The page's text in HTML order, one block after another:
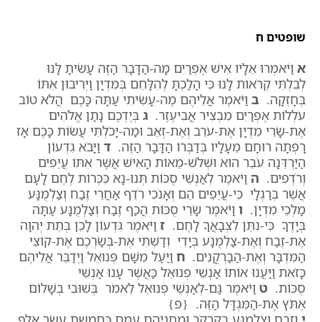
שופטים ח
א וַיֹּאמְרוּ אֵלָיו אִישׁ אֶפְרַיִם מָה-הַדָּבָר הַזֶּה עָשִׂיתָ לָּנוּ
לְבִלְתִּי קְרֹאות לָנוּ כִּי הָלַכְתָּ לְהִלָּחֵם בְּמִדְיָן וַיְרִיבוּן אִתּוֹ
בְּחָזְקָה. ב וַיֹּאמֶר אֲלֵיהֶם מֶה-עָשִׂיתִי עַתָּה כָּכֶם הֲלֹא טוֹב
עֹלְלוֹת אֶפְרַיִם מִבְצִיר אֲבִיעֶזֶר. ג בְּיֶדְכֶם נָתַן אֱלֹהִים
אֶת-שָׂרֵי מִדְיָן אֶת-עֹרֵב וְאֶת-זְאֵב וּמַה-יָּכֹלְתִּי עֲשׂוֹת כָּכֶם אָז
רָפְתָה רוּחָם מֵעָלָיו בְּדַבְּרוֹ הַדָּבָר הַזֶּה. ד וַיָּבֹא גִדְעוֹן
הַיַּרְדֵּנָה עֹבֵר הוּא וּשְׁלֹשׁ-מֵאוֹת הָאִישׁ אֲשֶׁר אִתּוֹ עֲיֵפִים
וְרֹדְפִים. ה וַיֹּאמֶר לְאַנְשֵׁי סֻכּוֹת תְּנוּ-נָא כִּכְּרוֹת לֶחֶם לָעָם
אֲשֶׁר בְּרַגְלָי כִּי-עֲיֵפִים הֵם וְאָנֹכִי רֹדֵף אַחֲרֵי זֶבַח וְצַלְמֻנָּע
מַלְכֵי מִדְיָן. ו וַיֹּאמֶר שָׂרֵי סֻכּוֹת הֲכַף זֶבַח וְצַלְמֻנָּע עַתָּה
בְּיָדֶךָ כִּי-נִתֵּן לִצְבָאֲךָ לָחֶם. ז וַיֹּאמֶר גִּדְעוֹן לָכֵן בְּתֵת יְהוָה
אֶת-זֶבַח וְאֶת-צַלְמֻנָּע בְּיָדִי וְדַשְׁתִּי אֶת-בְּשַׂרְכֶם אֶת-קוֹצֵי
הַמִּדְבָּר וְאֶת-הַבַּרְקֳנִים. ח וַיַּעַל מִשָּׁם פְּנוּאֵל וַיְדַבֵּר אֲלֵיהֶם
כָּזֹאת וַיַּעֲנוּ אוֹתוֹ אַנְשֵׁי פְנוּאֵל כַּאֲשֶׁר עָנוּ אַנְשֵׁי
סֻכּוֹת. ט וַיֹּאמֶר גַּם-לְאַנְשֵׁי פְנוּאֵל לֵאמֹר בְּשׁוּבִי בְשָׁלוֹם
אֶתֹּץ אֶת-הַמִּגְדָּל הַזֶּה. {פ}